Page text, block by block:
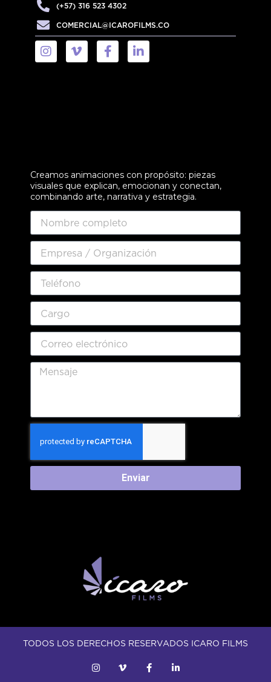
(+57) 316 523 4302
COMERCIAL@ICAROFILMS.CO
Creamos animaciones con propósito: piezas
visuales que explican, emocionan y conectan,
combinando arte, narrativa y estrategia.
Enviar
TODOS LOS DERECHOS RESERVADOS ICARO FILMS